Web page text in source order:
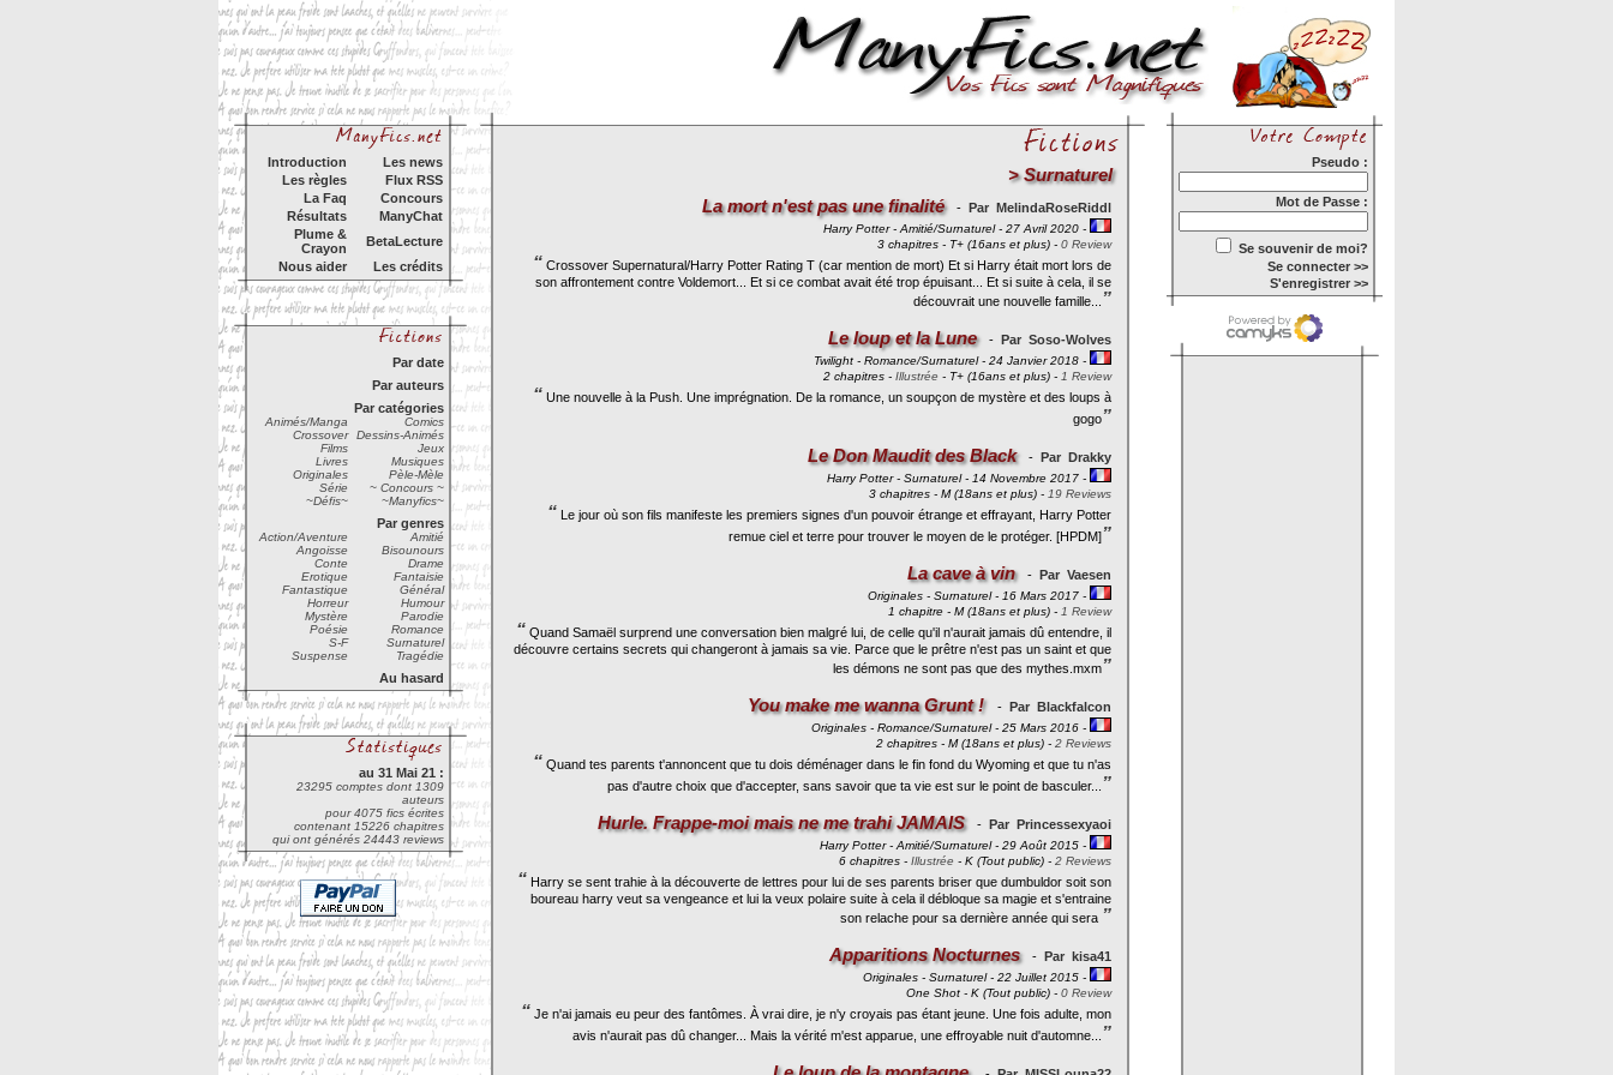
Introduction
Les news
Les règles
Flux RSS
La Faq
Concours
Résultats
ManyChat
Plume &
Crayon
BetaLecture
Nous aider
Les crédits
Par date
Par auteurs
Par catégories
Animés/Manga
Comics
Crossover
Dessins-Animés
Films
Jeux
Livres
Musiques
Originales
Pèle-Mèle
Série
~ Concours ~
~Défis~
~Manyfics~
Par genres
Action/Aventure
Amitié
Angoisse
Bisounours
Conte
Drame
Erotique
Fantaisie
Fantastique
Général
Horreur
Humour
Mystère
Parodie
Poésie
Romance
S-F
Surnaturel
Suspense
Tragédie
Au hasard
au 31 Mai 21 :
23295 comptes dont 1309
auteurs
pour 4075 fics écrites
contenant 15226 chapitres
qui ont générés 24443 reviews
>Surnaturel
La mort n'est pas une finalité
- Par MelindaRoseRiddl
Harry Potter - Amitié/Surnaturel - 27 Avril 2020 -
3 chapitres - T+ (16ans et plus) - 0 Review
“ Crossover Supernatural/Harry Potter Rating T (car mention de mort) Et si Harry était mort lors de
son affrontement contre Voldemort... Et si ce combat avait été trop épuisant... Et si suite à cela, il se
découvrait une nouvelle famille...
”
Le loup et la Lune
- Par Soso-Wolves
Twilight - Romance/Surnaturel - 24 Janvier 2018 -
2 chapitres - Illustrée - T+ (16ans et plus) - 1 Review
“ Une nouvelle à la Push. Une imprégnation. De la romance, un soupçon de mystère et des loups à
gogo”
Le Don Maudit des Black
- Par Drakky
Harry Potter - Surnaturel - 14 Novembre 2017 -
3 chapitres - M (18ans et plus) - 19 Reviews
“ Le jour où son fils manifeste les premiers signes d'un pouvoir étrange et effrayant, Harry Potter
remue ciel et terre pour trouver le moyen de le protéger. [HPDM]”
La cave à vin
- Par Vaesen
Originales - Surnaturel - 16 Mars 2017 -
1 chapitre - M (18ans et plus) - 1 Review
“ Quand Samaël surprend une conversation bien malgré lui, de celle qu'il n'aurait jamais dû entendre, il
découvre certains secrets qui changeront à jamais sa vie. Parce que le prêtre n'est pas un saint et que
les démons ne sont pas que des mythes.mxm”
You make me wanna Grunt !
- Par Blackfalcon
Originales - Romance/Surnaturel - 25 Mars 2016 -
2 chapitres - M (18ans et plus) - 2 Reviews
“ Quand tes parents t'annoncent que tu dois déménager dans le fin fond du Wyoming et que tu n'as
pas d'autre choix que d'accepter, sans savoir que ta vie est sur le point de basculer...
”
Hurle. Frappe-moi mais ne me trahi JAMAIS
- Par Princessexyaoi
Harry Potter - Amitié/Surnaturel - 29 Août 2015 -
6 chapitres - Illustrée - K (Tout public) - 2 Reviews
“ Harry se sent trahie à la découverte de lettres pour lui de ses parents briser que dumbuldor soit son
boureau harry veut sa vengeance et lui la veux polaire suite à cela il débloque sa magie et s'entraine
son relache pour sa dernière année qui sera ”
Apparitions Nocturnes
- Par kisa41
Originales - Surnaturel - 22 Juillet 2015 -
One Shot - K (Tout public) - 0 Review
“ Je n'ai jamais eu peur des fantômes. À vrai dire, je n'y croyais pas étant jeune. Une fois adulte, mon
avis n'aurait pas dû changer... Mais la vérité m'est apparue, une effroyable nuit d'automne...
”
Pseudo :
Mot de Passe :
Se souvenir de moi?
Se connecter >>
S'enregistrer >>